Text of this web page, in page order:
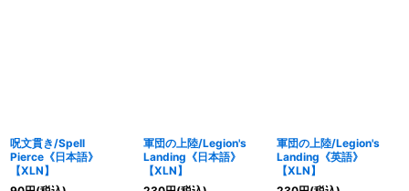
呪文貫き/Spell
Pierce《日本語》
【XLN】
軍団の上陸/Legion's
Landing《日本語》
【XLN】
軍団の上陸/Legion's
Landing《英語》
【XLN】